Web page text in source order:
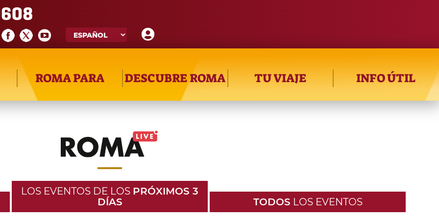
ROMA PARA DESCUBRE ROMA TU VIAJE INFO ÚTIL
LOS EVENTOS DE LOS PRÓXIMOS 3
DÍAS
TODOS LOS EVENTOS